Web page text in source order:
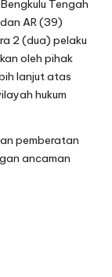
Tengah
AR (39)
2 (dua) pelaku
oleh pihak
lanjut atas
hukum
pemberatan
ancaman